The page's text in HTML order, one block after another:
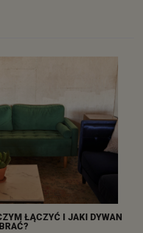
ŁĄCZYĆ I JAKI DYWAN